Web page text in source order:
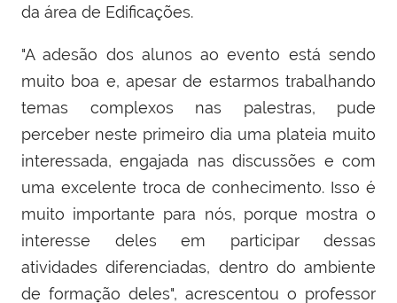
da área de Edificações.
"A adesão dos alunos ao evento está sendo
muito boa e, apesar de estarmos trabalhando
temas complexos nas palestras, pude
perceber neste primeiro dia uma plateia muito
interessada, engajada nas discussões e com
uma excelente troca de conhecimento. Isso é
muito importante para nós, porque mostra o
interesse deles em participar dessas
atividades diferenciadas, dentro do ambiente
de formação deles", acrescentou o professor